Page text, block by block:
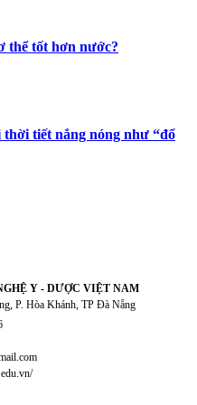
thể tốt hơn nước?
tiết nắng nóng như “đổ
Y - DƯỢC VIỆT NAM
P. Hòa Khánh, TP Đà Nẵng